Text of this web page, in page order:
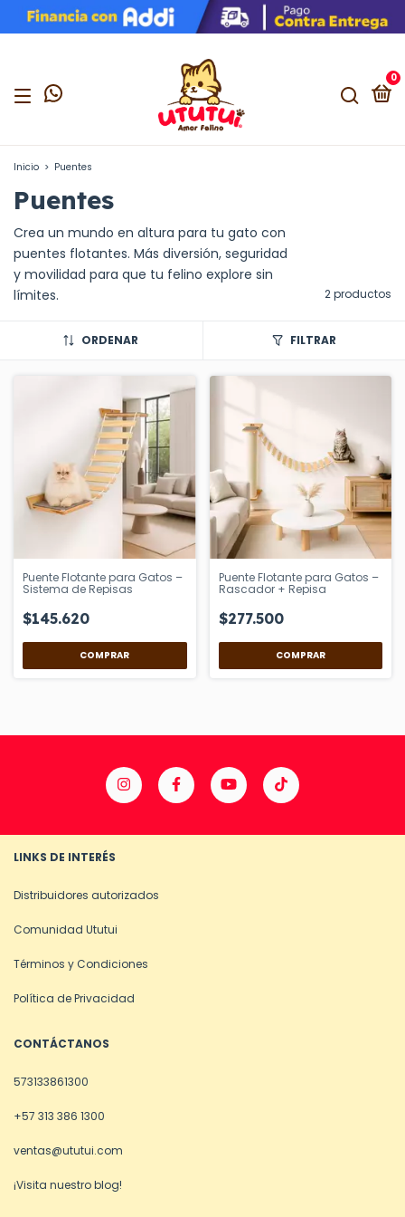
0
Inicio > Puentes
Puentes
Crea un mundo en altura para tu gato con
puentes flotantes. Más diversión, seguridad
y movilidad para que tu felino explore sin
límites.
2 productos
ORDENAR FILTRAR
Puente Flotante para Gatos –
Sistema de Repisas
$145.620
COMPRAR
Puente Flotante para Gatos –
Rascador + Repisa
$277.500
COMPRAR
LINKS DE INTERÉS
Distribuidores autorizados
Comunidad Ututui
Términos y Condiciones
Política de Privacidad
CONTÁCTANOS
573133861300
+57 313 386 1300
ventas@ututui.com
¡Visita nuestro blog!